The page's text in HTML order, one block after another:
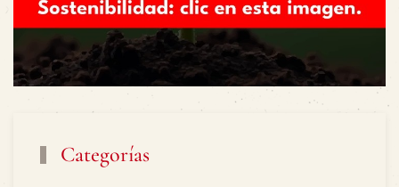
Categorías